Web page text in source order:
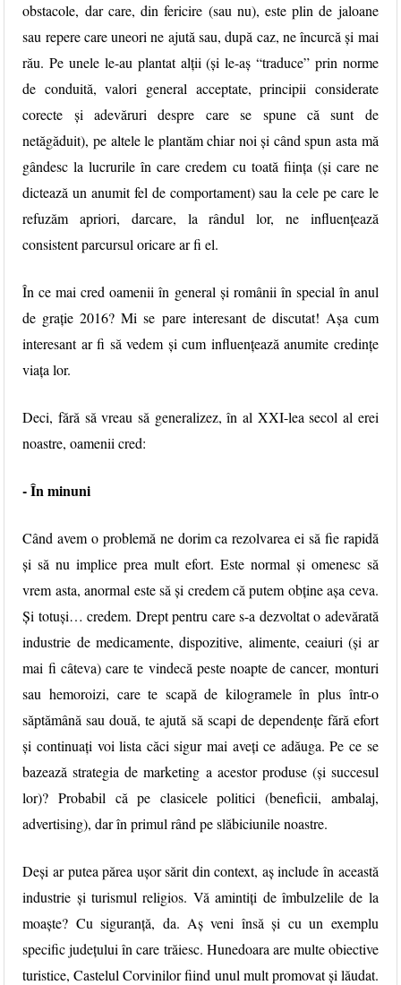
obstacole, dar care, din fericire (sau nu), este plin de jaloane
sau repere care uneori ne ajută sau, după caz, ne încurcă și mai
rău. Pe unele le-au plantat alții (și le-aș “traduce” prin norme
de conduită, valori general acceptate, principii considerate
corecte și adevăruri despre care se spune că sunt de
netăgăduit), pe altele le plantăm chiar noi și când spun asta mă
gândesc la lucrurile în care credem cu toată ființa (și care ne
dictează un anumit fel de comportament) sau la cele pe care le
refuzăm apriori, darcare, la rândul lor, ne influențează
consistent parcursul oricare ar fi el.
În ce mai cred oamenii în general și românii în special în anul
de grație 2016? Mi se pare interesant de discutat! Așa cum
interesant ar fi să vedem și cum influențează anumite credințe
viața lor.
Deci, fără să vreau să generalizez, în al XXI-lea secol al erei
noastre, oamenii cred:
- În minuni
Când avem o problemă ne dorim ca rezolvarea ei să fie rapidă
și să nu implice prea mult efort. Este normal și omenesc să
vrem asta, anormal este să și credem că putem obține așa ceva.
Și totuși… credem. Drept pentru care s-a dezvoltat o adevărată
industrie de medicamente, dispozitive, alimente, ceaiuri (și ar
mai fi câteva) care te vindecă peste noapte de cancer, monturi
sau hemoroizi, care te scapă de kilogramele în plus într-o
săptămână sau două, te ajută să scapi de dependențe fără efort
și continuați voi lista căci sigur mai aveți ce adăuga. Pe ce se
bazează strategia de marketing a acestor produse (și succesul
lor)? Probabil că pe clasicele politici (beneficii, ambalaj,
advertising), dar în primul rând pe slăbiciunile noastre.
Deși ar putea părea ușor sărit din context, aș include în această
industrie și turismul religios. Vă amintiți de îmbulzelile de la
moaște? Cu siguranță, da. Aș veni însă și cu un exemplu
specific județului în care trăiesc. Hunedoara are multe obiective
turistice, Castelul Corvinilor fiind unul mult promovat și lăudat.